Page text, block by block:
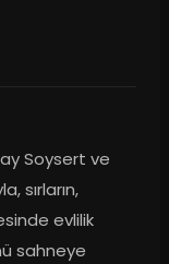
Soysert ve
sırların,
evlilik
sahneye